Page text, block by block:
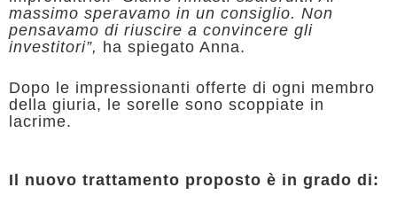
massimo speravamo in un consiglio. Non
pensavamo di riuscire a convincere gli
investitori”, ha spiegato Anna.
Dopo le impressionanti offerte di ogni membro
della giuria, le sorelle sono scoppiate in
lacrime.
Il nuovo trattamento proposto è in grado di: